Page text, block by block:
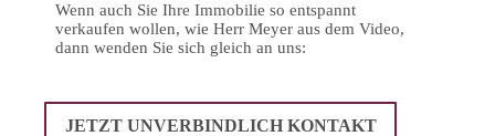
Wenn auch Sie Ihre Immobilie so entspannt
verkaufen wollen, wie Herr Meyer aus dem Video,
dann wenden Sie sich gleich an uns:
JETZT UNVERBINDLICH KONTAKT